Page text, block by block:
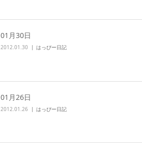
01月30日
2012.01.30 はっぴー日記
01月26日
2012.01.26 はっぴー日記